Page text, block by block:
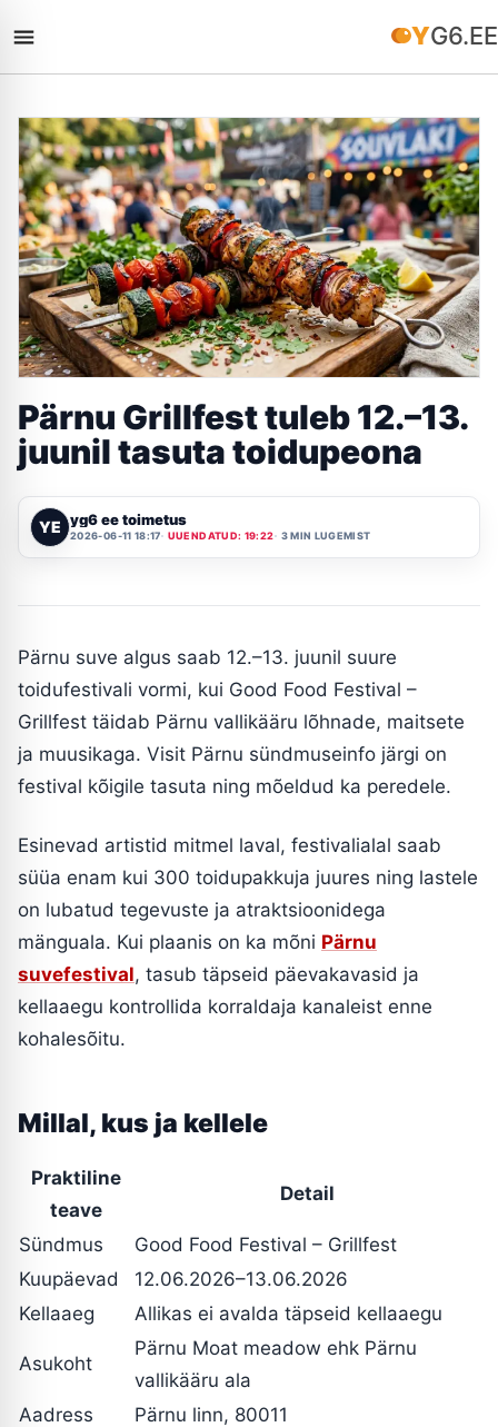
YG6.EE
Pärnu Grillfest tuleb 12.–13.
juunil tasuta toidupeona
YE yg6 ee toimetus
2026-06-11 18:17 UUENDATUD: 19:22 3 MIN LUGEMIST
Pärnu suve algus saab 12.–13. juunil suure
toidufestivali vormi, kui Good Food Festival –
Grillfest täidab Pärnu vallikääru lõhnade, maitsete
ja muusikaga. Visit Pärnu sündmuseinfo järgi on
festival kõigile tasuta ning mõeldud ka peredele.
Esinevad artistid mitmel laval, festivalialal saab
süüa enam kui 300 toidupakkuja juures ning lastele
on lubatud tegevuste ja atraktsioonidega
mänguala. Kui plaanis on ka mõni Pärnu
suvefestival, tasub täpseid päevakavasid ja
kellaaegu kontrollida korraldaja kanaleist enne
kohalesõitu.
Millal, kus ja kellele
Praktiline
teave
Detail
Sündmus
Good Food Festival – Grillfest
Kuupäevad
12.06.2026–13.06.2026
Kellaaeg
Allikas ei avalda täpseid kellaaegu
Asukoht
Pärnu Moat meadow ehk Pärnu
vallikääru ala
Aadress
Pärnu linn, 80011